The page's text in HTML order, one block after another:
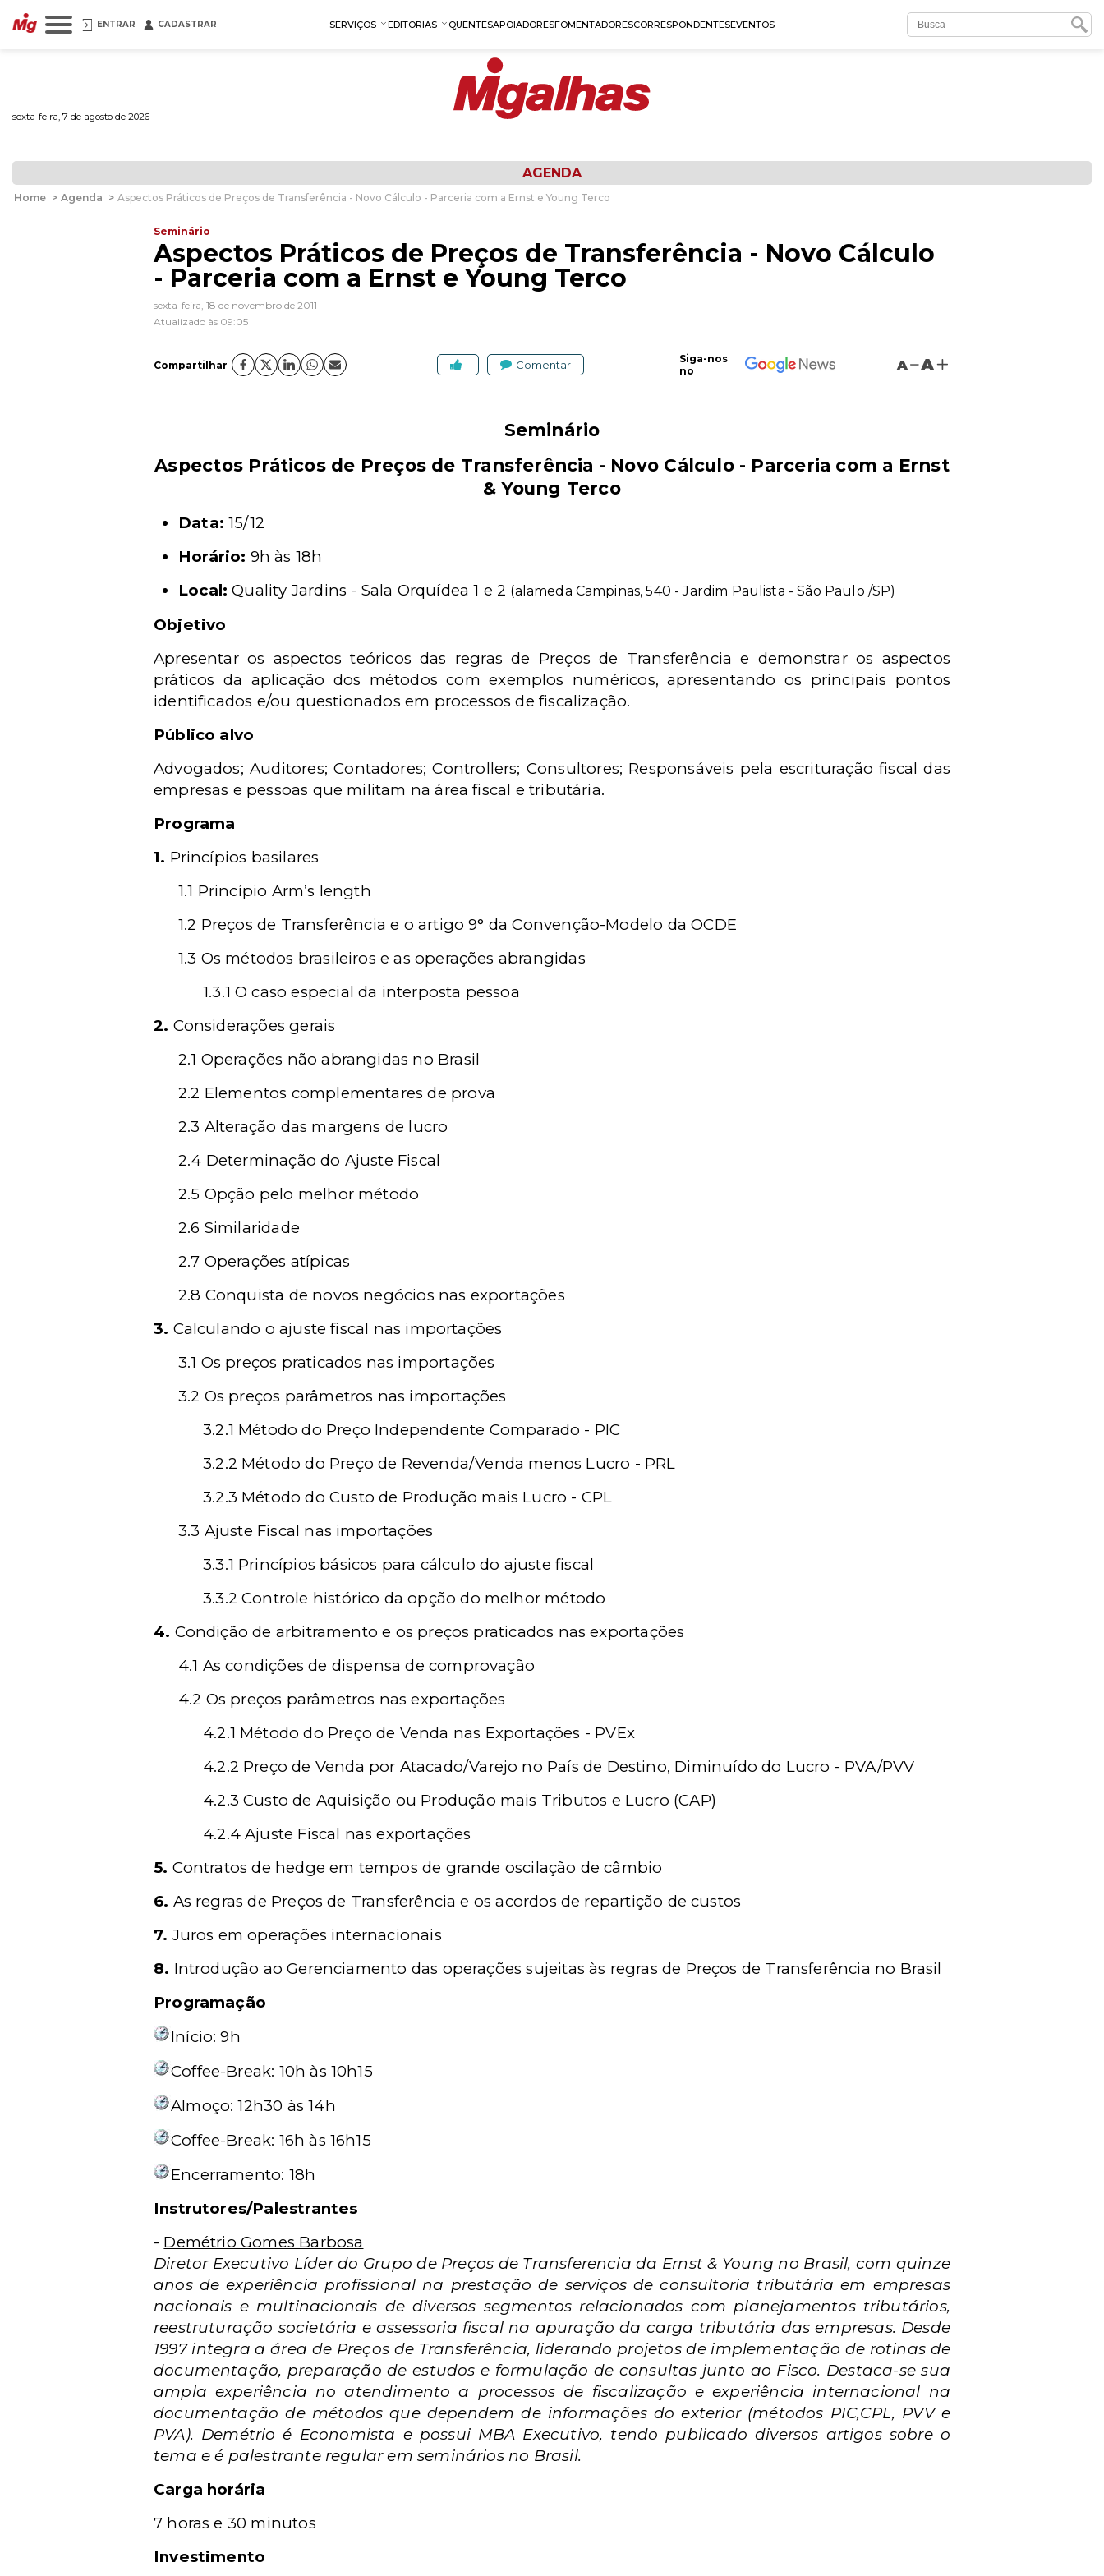
ENTRAR CADASTRAR SERVIÇOS EDITORIAS QUENTESAPOIADORESFOMENTADORESCORRESPONDENTESEVENTOS
sexta-feira, 7 de agosto de 2026
AGENDA
Home > Agenda > Aspectos Práticos de Preços de Transferência - Novo Cálculo - Parceria com a Ernst e Young Terco
Seminário
Aspectos Práticos de Preços de Transferência - Novo Cálculo
- Parceria com a Ernst e Young Terco
sexta-feira, 18 de novembro de 2011
Atualizado às 09:05
Compartilhar Comentar
Siga-nos
no
A A
Seminário
Aspectos Práticos de Preços de Transferência - Novo Cálculo - Parceria com a Ernst
& Young Terco
Data: 15/12
Horário: 9h às 18h
Local: Quality Jardins - Sala Orquídea 1 e 2 (alameda Campinas, 540 - Jardim Paulista - São Paulo /SP)
Objetivo
Apresentar os aspectos teóricos das regras de Preços de Transferência e demonstrar os aspectos
práticos da aplicação dos métodos com exemplos numéricos, apresentando os principais pontos
identificados e/ou questionados em processos de fiscalização.
Público alvo
Advogados; Auditores; Contadores; Controllers; Consultores; Responsáveis pela escrituração fiscal das
empresas e pessoas que militam na área fiscal e tributária.
Programa
1. Princípios basilares
1.1 Princípio Arm’s length
1.2 Preços de Transferência e o artigo 9° da Convenção-Modelo da OCDE
1.3 Os métodos brasileiros e as operações abrangidas
1.3.1 O caso especial da interposta pessoa
2. Considerações gerais
2.1 Operações não abrangidas no Brasil
2.2 Elementos complementares de prova
2.3 Alteração das margens de lucro
2.4 Determinação do Ajuste Fiscal
2.5 Opção pelo melhor método
2.6 Similaridade
2.7 Operações atípicas
2.8 Conquista de novos negócios nas exportações
3. Calculando o ajuste fiscal nas importações
3.1 Os preços praticados nas importações
3.2 Os preços parâmetros nas importações
3.2.1 Método do Preço Independente Comparado - PIC
3.2.2 Método do Preço de Revenda/Venda menos Lucro - PRL
3.2.3 Método do Custo de Produção mais Lucro - CPL
3.3 Ajuste Fiscal nas importações
3.3.1 Princípios básicos para cálculo do ajuste fiscal
3.3.2 Controle histórico da opção do melhor método
4. Condição de arbitramento e os preços praticados nas exportações
4.1 As condições de dispensa de comprovação
4.2 Os preços parâmetros nas exportações
4.2.1 Método do Preço de Venda nas Exportações - PVEx
4.2.2 Preço de Venda por Atacado/Varejo no País de Destino, Diminuído do Lucro - PVA/PVV
4.2.3 Custo de Aquisição ou Produção mais Tributos e Lucro (CAP)
4.2.4 Ajuste Fiscal nas exportações
5. Contratos de hedge em tempos de grande oscilação de câmbio
6. As regras de Preços de Transferência e os acordos de repartição de custos
7. Juros em operações internacionais
8. Introdução ao Gerenciamento das operações sujeitas às regras de Preços de Transferência no Brasil
Programação
Início: 9h
Coffee-Break: 10h às 10h15
Almoço: 12h30 às 14h
Coffee-Break: 16h às 16h15
Encerramento: 18h
Instrutores/Palestrantes
- Demétrio Gomes Barbosa
Diretor Executivo Líder do Grupo de Preços de Transferencia da Ernst & Young no Brasil, com quinze
anos de experiência profissional na prestação de serviços de consultoria tributária em empresas
nacionais e multinacionais de diversos segmentos relacionados com planejamentos tributários,
reestruturação societária e assessoria fiscal na apuração da carga tributária das empresas. Desde
1997 integra a área de Preços de Transferência, liderando projetos de implementação de rotinas de
documentação, preparação de estudos e formulação de consultas junto ao Fisco. Destaca-se sua
ampla experiência no atendimento a processos de fiscalização e experiência internacional na
documentação de métodos que dependem de informações do exterior (métodos PIC,CPL, PVV e
PVA). Demétrio é Economista e possui MBA Executivo, tendo publicado diversos artigos sobre o
tema e é palestrante regular em seminários no Brasil.
Carga horária
7 horas e 30 minutos
Investimento